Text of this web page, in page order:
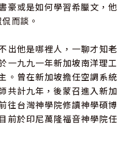
豪或是如何學習希臘文，他
而談。
出他是哪裡人，一聊才知老
一九九一年新加坡南洋理工
。曾在新加坡擔任空調系統
共計九年，後蒙召進入新加
往台灣神學院修讀神學碩博
前於印尼萬隆福音神學院任